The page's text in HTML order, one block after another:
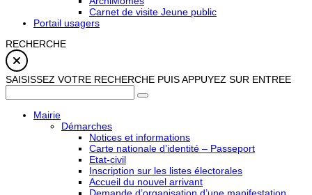
Carnet de visite Jeune public
Portail usagers
RECHERCHE
SAISISSEZ VOTRE RECHERCHE PUIS APPUYEZ SUR ENTREE
Mairie
Démarches
Notices et informations
Carte nationale d’identité – Passeport
Etat-civil
Inscription sur les listes électorales
Accueil du nouvel arrivant